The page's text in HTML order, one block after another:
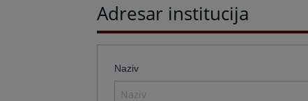
Adresar institucija
Naziv